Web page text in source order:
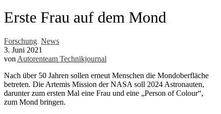
Erste Frau auf dem Mond
Forschung, News
3. Juni 2021
von Autorenteam Technikjournal
Nach über 50 Jahren sollen erneut Menschen die Mondoberfläche
betreten. Die Artemis Mission der NASA soll 2024 Astronauten,
darunter zum ersten Mal eine Frau und eine „Person of Colour“,
zum Mond bringen.